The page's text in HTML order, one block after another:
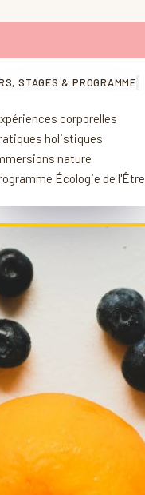
STAGES & PROGRAMME
corporelles
holistiques
nature
Écologie de l'Être